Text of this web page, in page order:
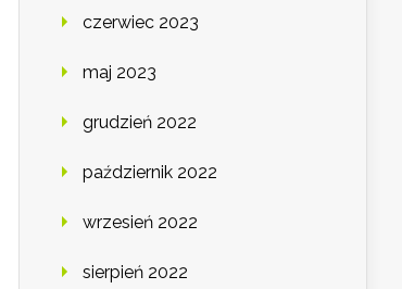
czerwiec 2023
maj 2023
grudzień 2022
październik 2022
wrzesień 2022
sierpień 2022